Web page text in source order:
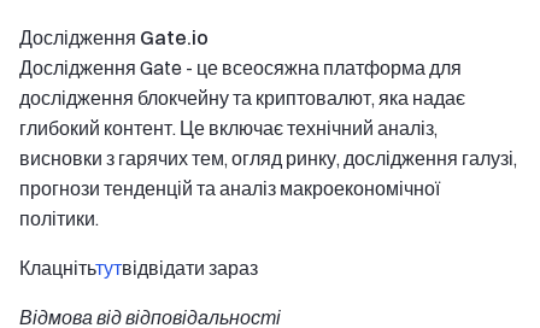
Дослідження Gate.io
Дослідження Gate - це всеосяжна платформа для
дослідження блокчейну та криптовалют, яка надає
глибокий контент. Це включає технічний аналіз,
висновки з гарячих тем, огляд ринку, дослідження галузі,
прогнози тенденцій та аналіз макроекономічної
політики.
Клацнітьтутвідвідати зараз
Відмова від відповідальності